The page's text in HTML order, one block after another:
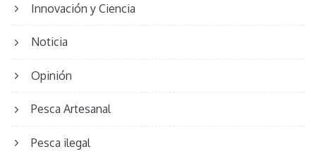
Innovación y Ciencia
Noticia
Opinión
Pesca Artesanal
Pesca ilegal